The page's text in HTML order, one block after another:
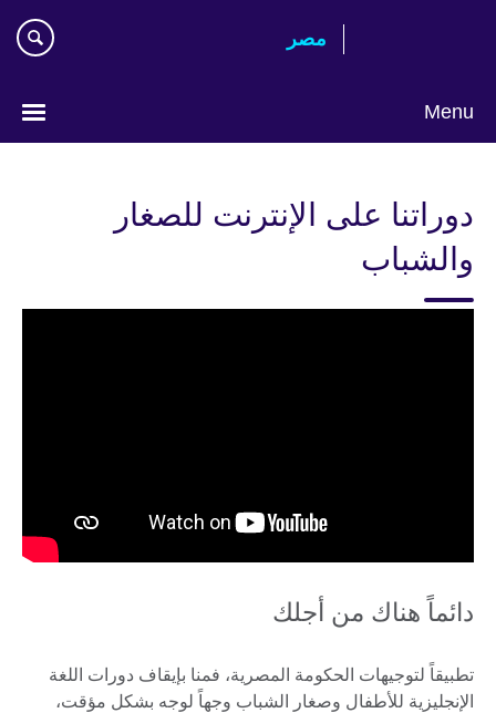
مصر‎
Menu
دوراتنا على الإنترنت للصغار
والشباب
دائماً هناك من أجلك
تطبيقاً لتوجيهات الحكومة المصرية، فمنا بإيقاف دورات اللغة
الإنجليزية للأطفال وصغار الشباب وجهاً لوجه بشكل مؤقت،